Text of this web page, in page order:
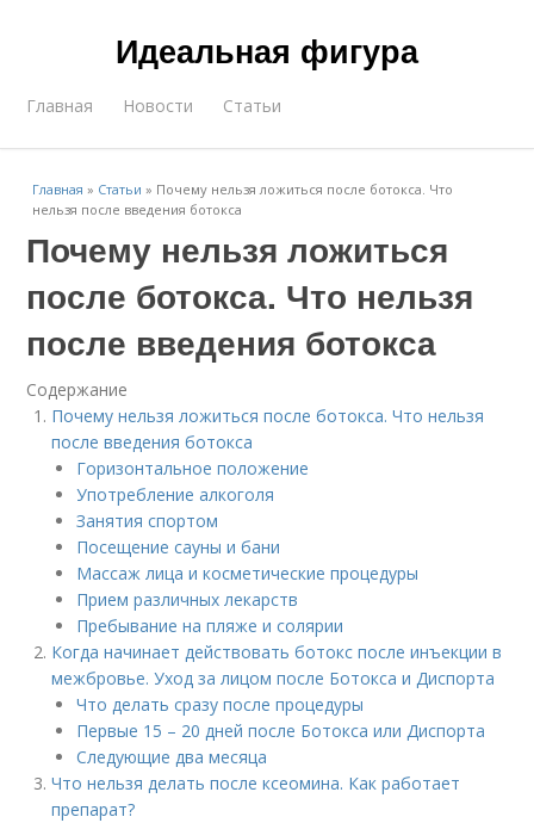
Идеальная фигура
Главная Новости Статьи
Главная » Статьи » Почему нельзя ложиться после ботокса. Что
нельзя после введения ботокса
Почему нельзя ложиться
после ботокса. Что нельзя
после введения ботокса
Содержание
Почему нельзя ложиться после ботокса. Что нельзя
после введения ботокса
Горизонтальное положение
Употребление алкоголя
Занятия спортом
Посещение сауны и бани
Массаж лица и косметические процедуры
Прием различных лекарств
Пребывание на пляже и солярии
Когда начинает действовать ботокс после инъекции в
межбровье. Уход за лицом после Ботокса и Диспорта
Что делать сразу после процедуры
Первые 15 – 20 дней после Ботокса или Диспорта
Следующие два месяца
Что нельзя делать после ксеомина. Как работает
препарат?